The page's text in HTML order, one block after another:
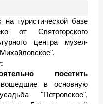
туристической базе
от Святогорского
центра музея-
посетить
в основную
"Петровское",